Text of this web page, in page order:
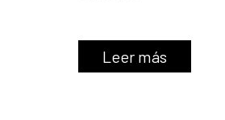
Leer más